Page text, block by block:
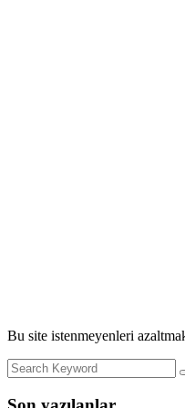
Bu site istenmeyenleri